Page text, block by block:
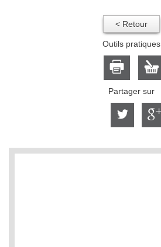
< Retour
Outils pratiques
Partager sur